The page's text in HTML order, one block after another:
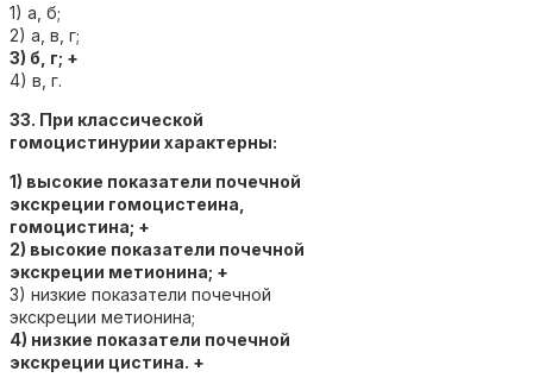
1) а, б;
2) а, в, г;
3) б, г; +
4) в, г.
33. При классической
гомоцистинурии характерны:
1) высокие показатели почечной
экскреции гомоцистеина,
гомоцистина; +
2) высокие показатели почечной
экскреции метионина; +
3) низкие показатели почечной
экскреции метионина;
4) низкие показатели почечной
экскреции цистина. +